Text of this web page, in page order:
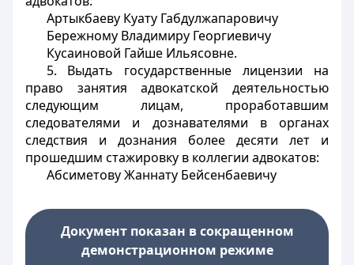
Артыкбаеву Куату Габдулжапаровичу
Бережному Владимиру Георгиевичу
Кусаиновой Гайше Ильясовне.
5. Выдать государственные лицензии на
право занятия адвокатской деятельностью
следующим лицам, проработавшим
следователями и дознавателями в органах
следствия и дознания более десяти лет и
прошедшим стажировку в коллегии адвокатов:
Абсиметову Жаннату Бейсенбаевичу
Документ показан в сокращенном
демонстрационном режиме